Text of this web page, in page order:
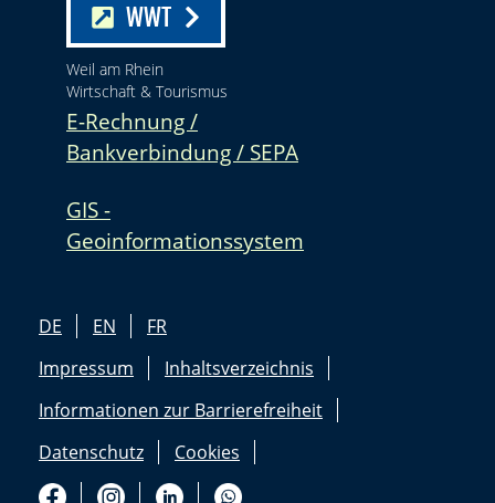
WWT
Weil am Rhein
Wirtschaft & Tourismus
E-Rechnung /
Bankverbindung / SEPA
GIS -
Geoinformationssystem
DE EN
FR
Impressum
Inhaltsverzeichnis
Informationen zur Barrierefreiheit
Datenschutz
Cookies